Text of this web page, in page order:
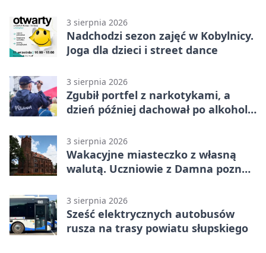
3 sierpnia 2026
Nadchodzi sezon zajęć w Kobylnicy.
Joga dla dzieci i street dance
3 sierpnia 2026
Zgubił portfel z narkotykami, a
dzień później dachował po alkoholu
3 sierpnia 2026
Wakacyjne miasteczko z własną
walutą. Uczniowie z Damna poznali
3 sierpnia 2026
Sześć elektrycznych autobusów
rusza na trasy powiatu słupskiego